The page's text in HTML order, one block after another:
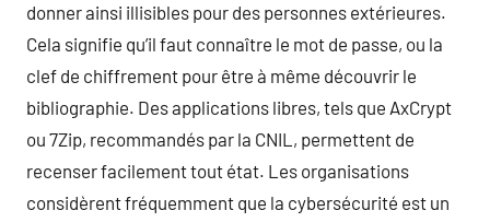
donner ainsi illisibles pour des personnes extérieures.
Cela signifie qu’il faut connaître le mot de passe, ou la
clef de chiffrement pour être à même découvrir le
bibliographie. Des applications libres, tels que AxCrypt
ou 7Zip, recommandés par la CNIL, permettent de
recenser facilement tout état. Les organisations
considèrent fréquemment que la cybersécurité est un